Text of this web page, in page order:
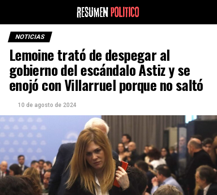
NOTICIAS
Lemoine trató de despegar al
gobierno del escándalo Astiz y se
enojó con Villarruel porque no saltó
10 de agosto de 2024